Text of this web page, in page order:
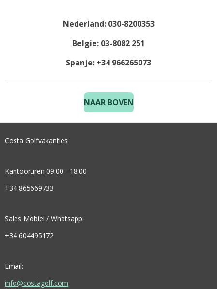
Nederland: 030-8200353
Belgie: 03-8082 251
Spanje: +34 966265073
NAAR BOVEN
Costa Golfvakanties
Kantooruren 09:00 - 18:00
+34 865669733
Sales Mobiel / Whatsapp:
+34 604495172
Email:
info@costagolf.com